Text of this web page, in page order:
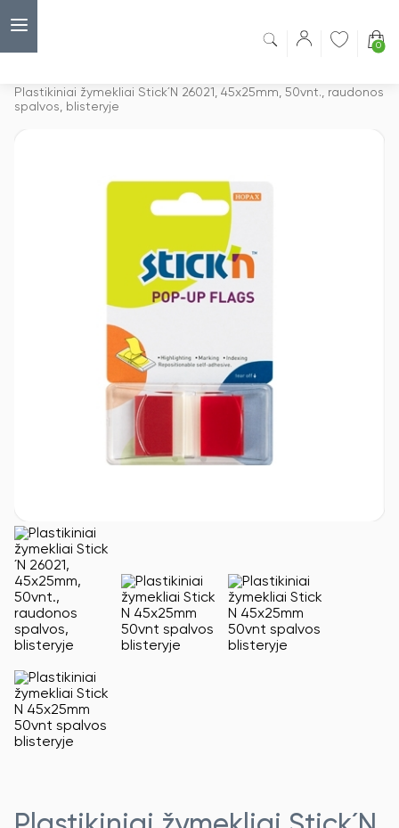
0
Plastikiniai žymekliai Stick´N 26021, 45x25mm, 50vnt., raudonos
spalvos, blisteryje